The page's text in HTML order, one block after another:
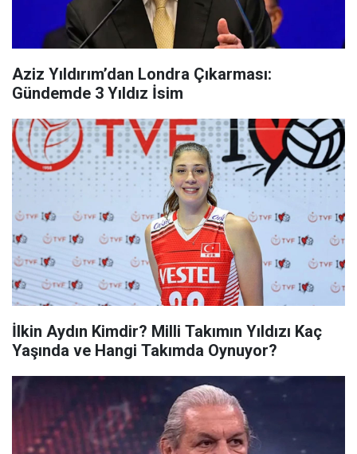
Aziz Yıldırım’dan Londra Çıkarması:
Gündemde 3 Yıldız İsim
İlkin Aydın Kimdir? Milli Takımın Yıldızı Kaç
Yaşında ve Hangi Takımda Oynuyor?